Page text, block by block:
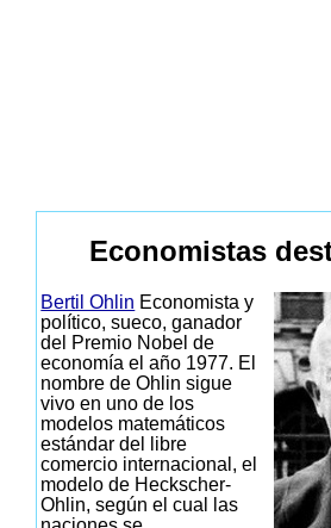
Economistas
Bertil Ohlin Economista y
político, sueco, ganador
del Premio Nobel de
economía el año 1977. El
nombre de Ohlin sigue
vivo en uno de los
modelos matemáticos
estándar del libre
comercio internacional, el
modelo de Heckscher-
Ohlin, según el cual las